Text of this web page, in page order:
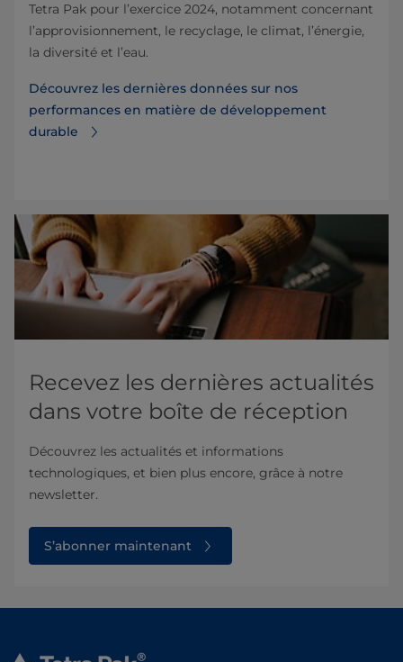
Tetra Pak pour l’exercice 2024, notamment concernant
l’approvisionnement, le recyclage, le climat, l’énergie,
la diversité et l’eau.
Découvrez les dernières données sur nos
performances en matière de développement
durable
Recevez les dernières actualités
dans votre boîte de réception
Découvrez les actualités et informations
technologiques, et bien plus encore, grâce à notre
newsletter.
S’abonner maintenant